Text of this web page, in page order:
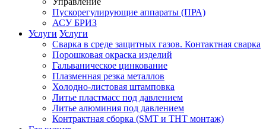
Пускорегулирующие аппараты (ПРА)
АСУ БРИЗ
Услуги Услуги
Сварка в среде защитных газов. Контактная сварка
Порошковая окраска изделий
Гальваническое цинкование
Плазменная резка металлов
Холодно-листовая штамповка
Литье пластмасс под давлением
Литье алюминия под давлением
Контрактная сборка (SMT и THT монтаж)